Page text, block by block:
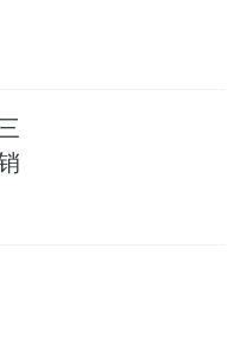
月末，奥克斯电气
元，现金及现金等
亿元。
，郑坚江手里有两